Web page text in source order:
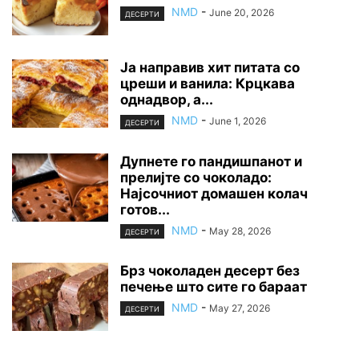
ДЕСЕРТИ NMD - June 20, 2026
Ја направив хит питата со
цреши и ванила: Крцкава
однадвор, а...
ДЕСЕРТИ NMD - June 1, 2026
Дупнете го пандишпанот и
прелијте со чоколадо:
Најсочниот домашен колач
готов...
ДЕСЕРТИ NMD - May 28, 2026
Брз чоколаден десерт без
печење што сите го бараат
ДЕСЕРТИ NMD - May 27, 2026